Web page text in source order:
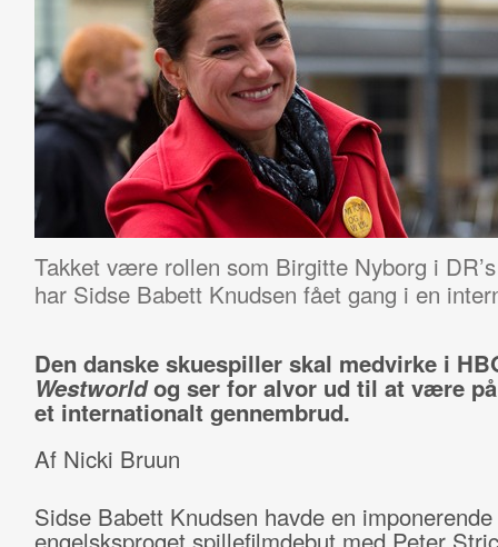
Takket være rollen som Birgitte Nyborg i
har Sidse Babett Knudsen fået gang i en
Den danske skuespiller skal medvirke i
Westworldog ser for alvor ud til at være
et internationalt gennembrud.
Af Nicki Bruun
Sidse Babett Knudsen havde en imponerende